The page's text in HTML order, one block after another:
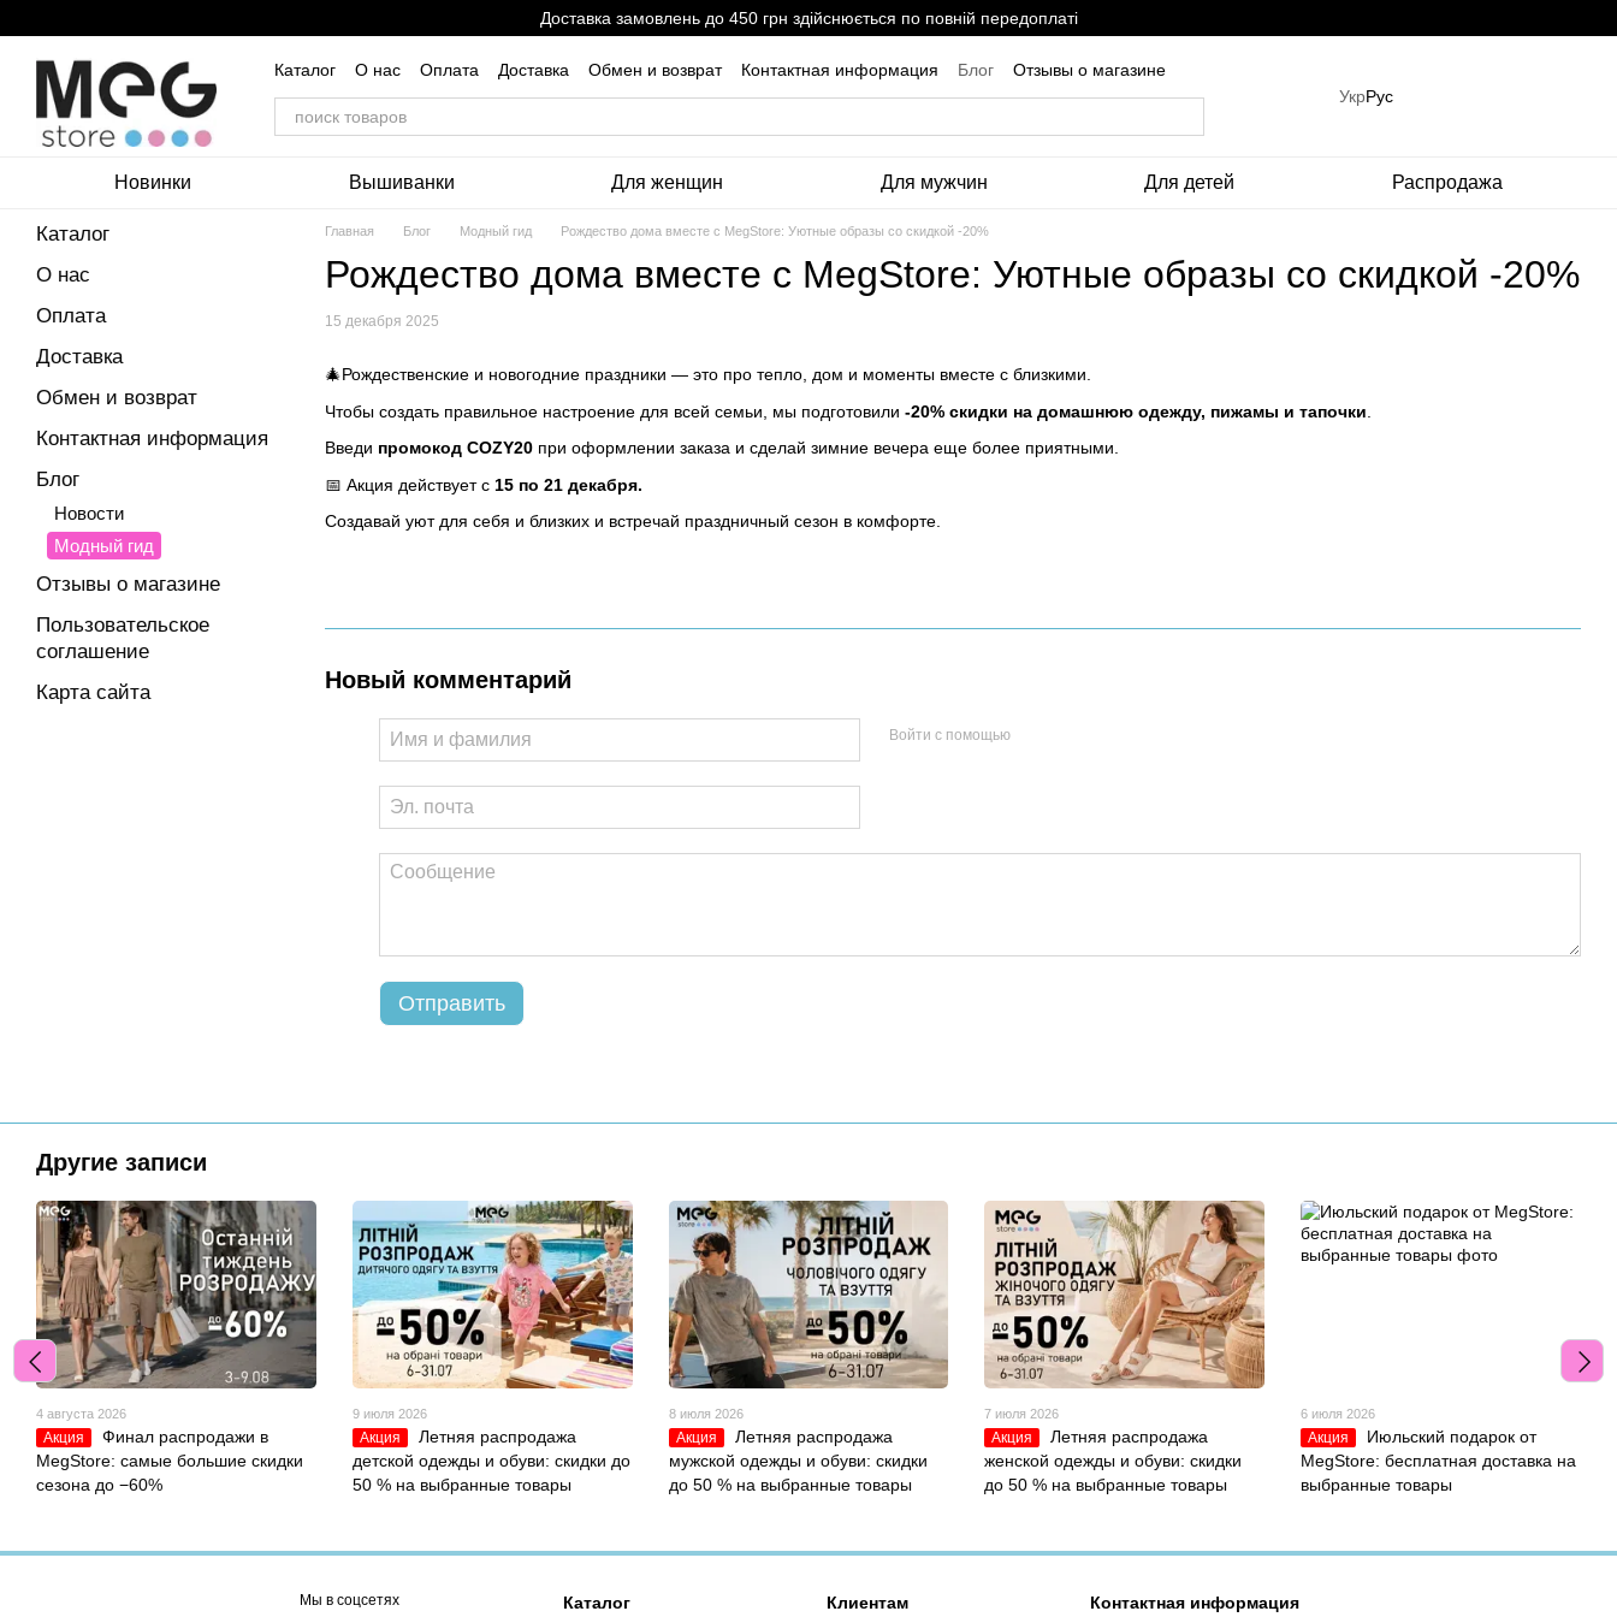
Доставка замовлень до 450 грн здійснюється по повній передоплаті
Каталог О нас Оплата Доставка Обмен и возврат Контактная информация Блог
Отзывы о магазине
Пользовательское соглашение
УкрРус
Новинки Вышиванки Для женщин Для мужчин Для детей Распродажа
Главная Блог Модный гид Рождество дома вместе с MegStore: Уютные образы со скидкой -20%
Рождество дома вместе с MegStore: Уютные образы со скидкой -20%
15 декабря 2025
🎄Рождественские и новогодние праздники — это про тепло, дом и моменты вместе с близкими.
Чтобы создать правильное настроение для всей семьи, мы подготовили -20% скидки на домашнюю одежду, пижамы и тапочки
Введи промокод COZY20 при оформлении заказа и сделай зимние вечера еще более приятными.
📅 Акция действует с 15 по 21 декабря.
Создавай уют для себя и близких и встречай праздничный сезон в комфорте.
Новый комментарий
Войти с помощью
Отправить
Каталог
О нас
Оплата
Доставка
Обмен и возврат
Контактная информация
Блог
Новости
Модный гид
Отзывы о магазине
Пользовательское
соглашение
Карта сайта
Другие записи
4 августа 2026
Акция
Финал распродажи в
MegStore: самые большие скидки
сезона до −60%
9 июля 2026
Акция
Летняя распродажа
детской одежды и обуви: скидки до
50 % на выбранные товары
8 июля 2026
Акция
Летняя распродажа
мужской одежды и обуви: скидки
до 50 % на выбранные товары
7 июля 2026
Акция
Летняя распродажа
женской одежды и обуви: скидки
до 50 % на выбранные товары
6 июля 2026
Акция
Июльский подарок от
MegStore: бесплатная доставка на
выбранные товары
Мы в соцсетях Каталог Клиентам Контактная информация